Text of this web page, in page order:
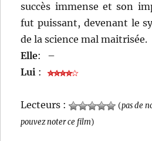
succès immense et son
fut puissant, devenant le
de la science mal maitrisée.
Elle:
–
Lui :
Lecteurs : (pas de
pouvez noter ce film)